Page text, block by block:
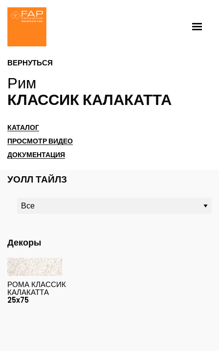
ВЕРНУТЬСЯ
Рим
КЛАССИК КАЛАКАТТА
КАТАЛОГ
ПРОСМОТР ВИДЕО
ДОКУМЕНТАЦИЯ
УОЛЛ ТАЙЛЗ
Декоры
РОМА КЛАССИК
КАЛАКАТТА
25x75